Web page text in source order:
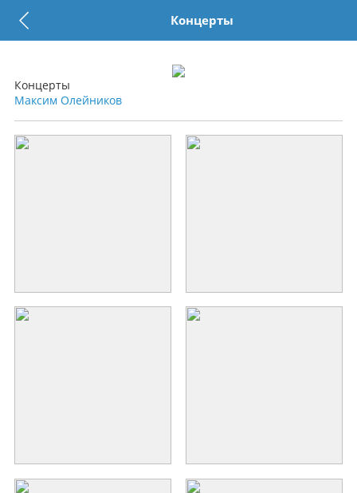
Концерты
Концерты
Максим Олейников